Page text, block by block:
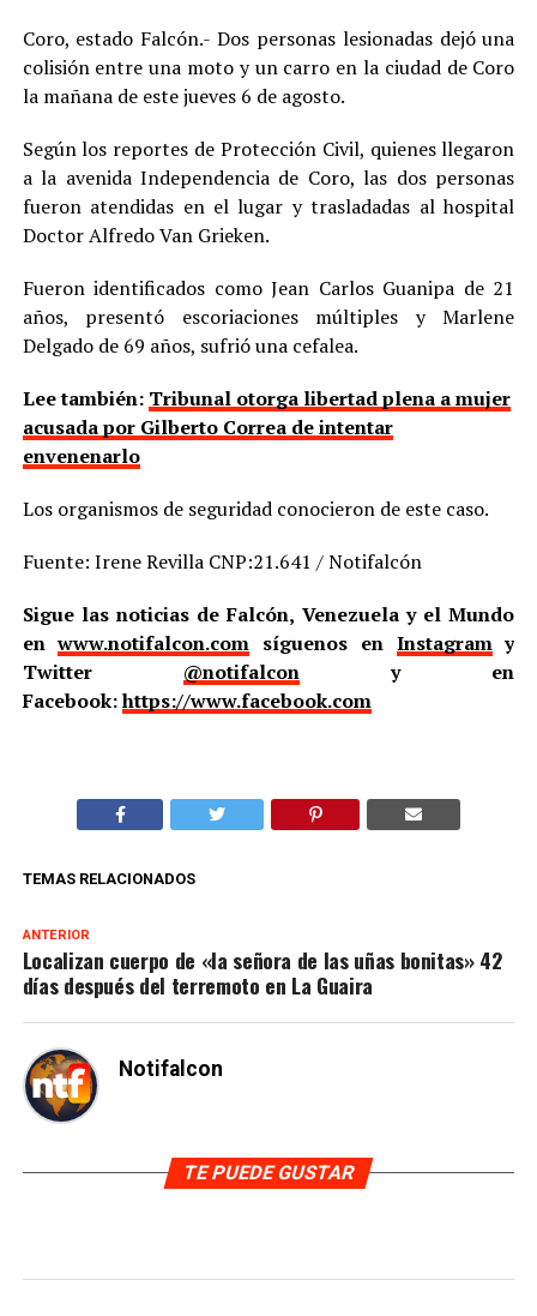
Coro, estado Falcón.- Dos personas lesionadas dejó una
colisión entre una moto y un carro en la ciudad de Coro
la mañana de este jueves 6 de agosto.
Según los reportes de Protección Civil, quienes llegaron
a la avenida Independencia de Coro, las dos personas
fueron atendidas en el lugar y trasladadas al hospital
Doctor Alfredo Van Grieken.
Fueron identificados como Jean Carlos Guanipa de 21
años, presentó escoriaciones múltiples y Marlene
Delgado de 69 años, sufrió una cefalea.
Lee también: Tribunal otorga libertad plena a mujer
acusada por Gilberto Correa de intentar
envenenarlo
Los organismos de seguridad conocieron de este caso.
Fuente: Irene Revilla CNP:21.641 / Notifalcón
Sigue las noticias de Falcón, Venezuela y el Mundo
enwww.notifalcon.com síguenos en Instagramy
Twitter @notifalcony en
Facebook:https://www.facebook.com
TEMAS RELACIONADOS
ANTERIOR
Localizan cuerpo de «la señora de las uñas bonitas» 42
días después del terremoto en La Guaira
Notifalcon
TE PUEDE GUSTAR